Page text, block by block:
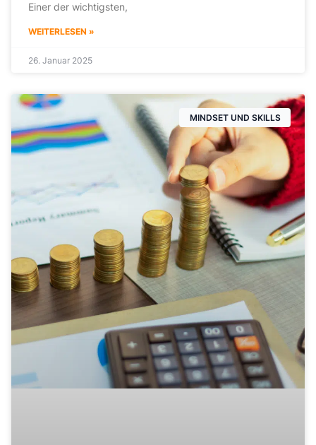
Einer der wichtigsten,
WEITERLESEN »
26. Januar 2025
MINDSET UND SKILLS